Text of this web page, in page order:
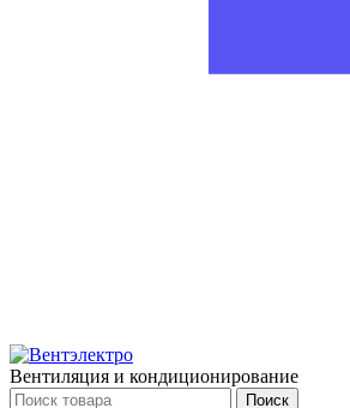
Вентиляция и кондиционирование
Поиск